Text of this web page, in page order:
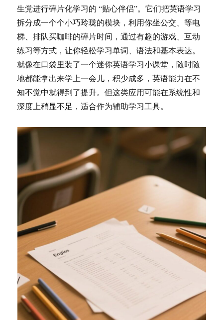
生党进行碎片化学习的 “贴心伴侣”。它们把英语学习
拆分成一个个小巧玲珑的模块，利用你坐公交、等电
梯、排队买咖啡的碎片时间，通过有趣的游戏、互动
练习等方式，让你轻松学习单词、语法和基本表达。
就像在口袋里装了一个迷你英语学习小课堂，随时随
地都能拿出来学上一会儿，积少成多，英语能力在不
知不觉中就得到了提升。但这类应用可能在系统性和
深度上稍显不足，适合作为辅助学习工具。